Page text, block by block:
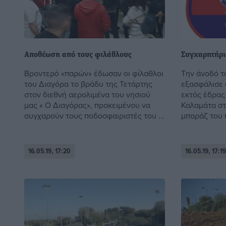
Αποθέωση από τους φιλάθλους
Βροντερό «παρών» έδωσαν οι φίλαθλοι
του Διαγόρα το βράδυ της Τετάρτης
στον διεθνή αερολιμένα του νησιού
μας « Ο Διαγόρας», προκειμένου να
συγχαρούν τους ποδοσφαιριστές του ...
16.05.19, 17:20
Την άνοδό
εκτός
Καλαμάτα
μπαράζ του
16.05.19, 17:19